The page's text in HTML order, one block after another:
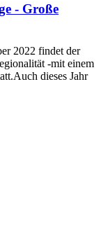
- Große
2022 findet der
-mit einem
dieses Jahr